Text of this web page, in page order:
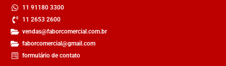
11 91180 3300
11 2653 2600
vendas@faborcomercial.com.br
faborcomercial@gmail.com
formulário de contato